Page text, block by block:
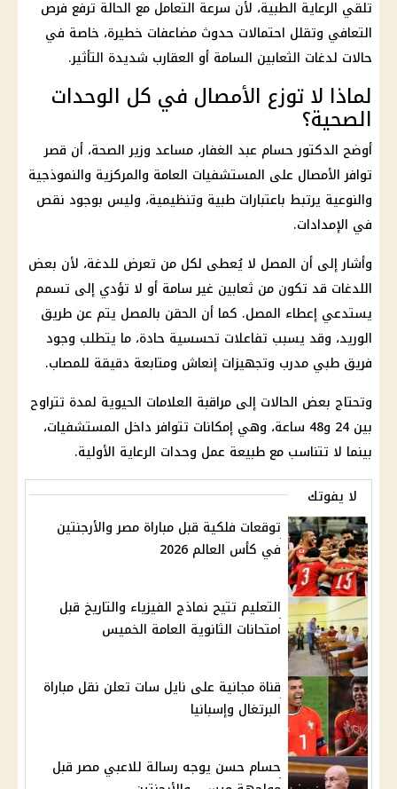
تلقي الرعاية الطبية، لأن سرعة التعامل مع الحالة ترفع فرص
التعافي وتقلل احتمالات حدوث مضاعفات خطيرة، خاصة في
حالات لدغات الثعابين السامة أو العقارب شديدة التأثير.
لماذا لا توزع الأمصال في كل الوحدات
الصحية؟
أوضح الدكتور حسام عبد الغفار، مساعد وزير الصحة، أن قصر
توافر الأمصال على المستشفيات العامة والمركزية والنموذجية
والنوعية يرتبط باعتبارات طبية وتنظيمية، وليس بوجود نقص
في الإمدادات.
وأشار إلى أن المصل لا يُعطى لكل من تعرض للدغة، لأن بعض
اللدغات قد تكون من ثعابين غير سامة أو لا تؤدي إلى تسمم
يستدعي إعطاء المصل. كما أن الحقن بالمصل يتم عن طريق
الوريد، وقد يسبب تفاعلات تحسسية حادة، ما يتطلب وجود
فريق طبي مدرب وتجهيزات إنعاش ومتابعة دقيقة للمصاب.
وتحتاج بعض الحالات إلى مراقبة العلامات الحيوية لمدة تتراوح
بين 24 و48 ساعة، وهي إمكانات تتوافر داخل المستشفيات،
بينما لا تتناسب مع طبيعة عمل وحدات الرعاية الأولية.
لا يفوتك
توقعات فلكية قبل مباراة مصر والأرجنتين
في كأس العالم 2026
التعليم تتيح نماذج الفيزياء والتاريخ قبل
امتحانات الثانوية العامة الخميس
قناة مجانية على نايل سات تعلن نقل مباراة
البرتغال وإسبانيا
حسام حسن يوجه رسالة للاعبي مصر قبل